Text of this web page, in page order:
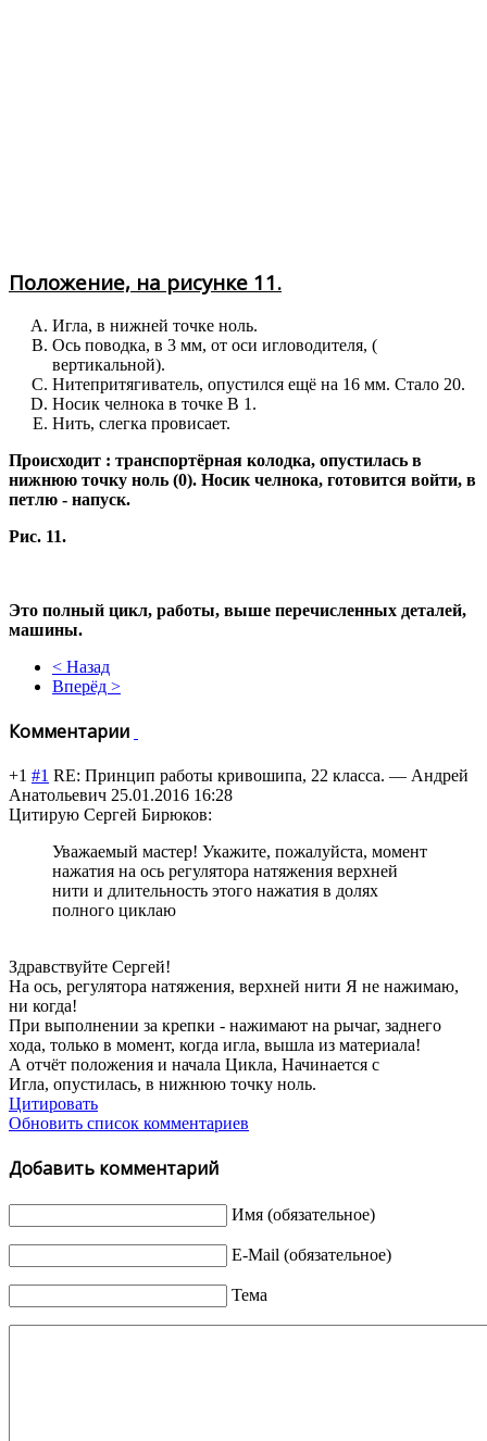
Положение, на рисунке 11.
Игла, в нижней точке ноль.
Ось поводка, в 3 мм, от оси игловодителя, (
вертикальной).
Нитепритягиватель, опустился ещё на 16 мм. Стало 20.
Носик челнока в точке В 1.
Нить, слегка провисает.
Происходит : транспортёрная колодка, опустилась в
нижнюю точку ноль (0). Носик челнока, готовится войти, в
петлю - напуск.
Рис. 11.
Это полный цикл, работы, выше перечисленных деталей,
машины.
< Назад
Вперёд >
Комментарии
+1 #1 RE: Принцип работы кривошипа, 22 класса. — Андрей
Анатольевич 25.01.2016 16:28
Цитирую Сергей Бирюков:
Уважаемый мастер! Укажите, пожалуйста, момент
нажатия на ось регулятора натяжения верхней
нити и длительность этого нажатия в долях
полного циклаю
Здравствуйте Сергей!
На ось, регулятора натяжения, верхней нити Я не нажимаю,
ни когда!
При выполнении за крепки - нажимают на рычаг, заднего
хода, только в момент, когда игла, вышла из материала!
А отчёт положения и начала Цикла, Начинается с
Игла, опустилась, в нижнюю точку ноль.
Цитировать
Обновить список комментариев
Добавить комментарий
Имя (обязательное)
E-Mail (обязательное)
Тема